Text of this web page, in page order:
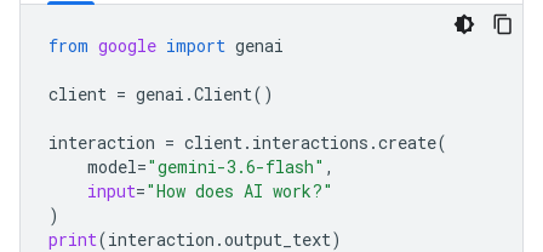
from google import genai
client = genai .Client()
interaction = client. interactions .create(
model="gemini-3.6-flash" ,
input="How does AI work?"
)
print(interaction .output_text)